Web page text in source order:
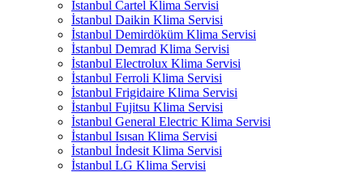
İstanbul Cartel Klima Servisi
İstanbul Daikin Klima Servisi
İstanbul Demirdöküm Klima Servisi
İstanbul Demrad Klima Servisi
İstanbul Electrolux Klima Servisi
İstanbul Ferroli Klima Servisi
İstanbul Frigidaire Klima Servisi
İstanbul Fujitsu Klima Servisi
İstanbul General Electric Klima Servisi
İstanbul Isısan Klima Servisi
İstanbul İndesit Klima Servisi
İstanbul LG Klima Servisi